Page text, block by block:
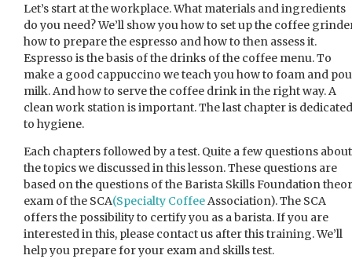
Let’s start at the workplace. What materials and ingredients
do you need? We’ll show you how to set up the coffee
how to prepare the espresso and how to then assess it.
Espresso is the basis of the drinks of the coffee menu. To
make a good cappuccino we teach you how to foam and
milk. And how to serve the coffee drink in the right way. A
clean work station is important. The last chapter is dedicated
to hygiene.
Each chapters followed by a test. Quite a few questions about
the topics we discussed in this lesson. These questions are
based on the questions of the Barista Skills Foundation
exam of the SCA(Specialty CoffeeAssociation). The SCA
offers the possibility to certify you as a barista. If you are
interested in this, please contact us after this training. We’ll
help you prepare for your exam and skills test.